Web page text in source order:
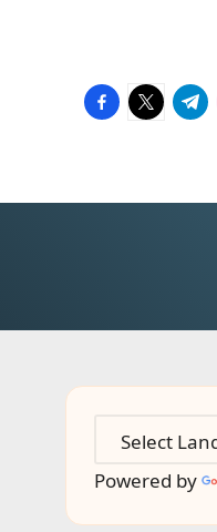
facebook.com
t.me
Powered by